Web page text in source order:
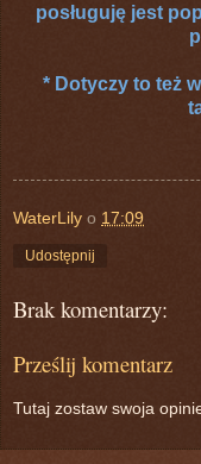
posługuję jest
* Dotyczy to też
WaterLily o 17:09
Udostępnij
Brak komentarzy:
Prześlij komentarz
Tutaj zostaw swoja